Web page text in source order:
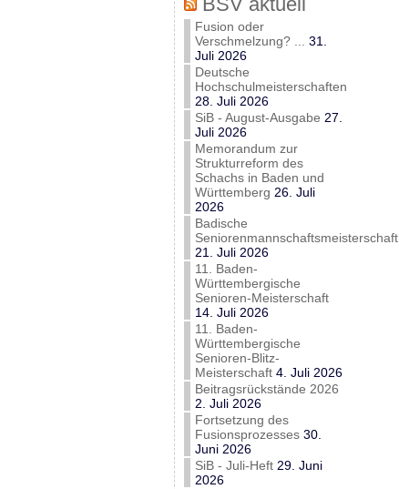
Fusion oder
Verschmelzung? ...
31.
Juli 2026
Deutsche
Hochschulmeisterschaften
28. Juli 2026
SiB - August-Ausgabe 27.
Juli 2026
Memorandum zur
Strukturreform des
Schachs in Baden und
Württemberg 26. Juli
2026
Badische
Seniorenmannschaftsmeisterschaft
21. Juli 2026
11. Baden-
Württembergische
Senioren-Meisterschaft
14. Juli 2026
11. Baden-
Württembergische
Senioren-Blitz-
Meisterschaft 4. Juli 2026
Beitragsrückstände 2026
2. Juli 2026
Fortsetzung des
Fusionsprozesses 30.
Juni 2026
SiB - Juli-Heft 29. Juni
2026